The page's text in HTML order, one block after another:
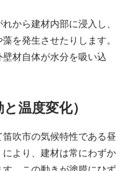
から建材内部に浸入し、
を発生させたりします。
材自体が水分を吸い込
温度変化）
吹市の気候特性である昼
より、建材は常にわずか